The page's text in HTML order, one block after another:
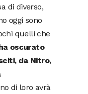
di diverso,
oggi sono
quelli che
oscurato
da Nitro,
di loro avrà